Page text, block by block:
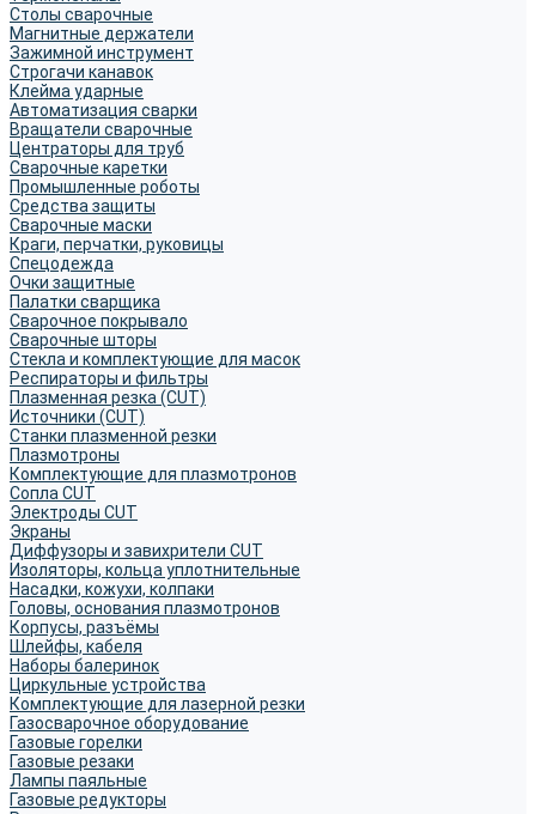
Столы сварочные
Магнитные держатели
Зажимной инструмент
Строгачи канавок
Клейма ударные
Автоматизация сварки
Вращатели сварочные
Центраторы для труб
Сварочные каретки
Промышленные роботы
Средства защиты
Сварочные маски
Краги, перчатки, руковицы
Спецодежда
Очки защитные
Палатки сварщика
Сварочное покрывало
Сварочные шторы
Стекла и комплектующие для масок
Респираторы и фильтры
Плазменная резка (CUT)
Источники (CUT)
Станки плазменной резки
Плазмотроны
Комплектующие для плазмотронов
Сопла CUT
Электроды CUT
Экраны
Диффузоры и завихрители CUT
Изоляторы, кольца уплотнительные
Насадки, кожухи, колпаки
Головы, основания плазмотронов
Корпусы, разъёмы
Шлейфы, кабеля
Наборы балеринок
Циркульные устройства
Комплектующие для лазерной резки
Газосварочное оборудование
Газовые горелки
Газовые резаки
Лампы паяльные
Газовые редукторы